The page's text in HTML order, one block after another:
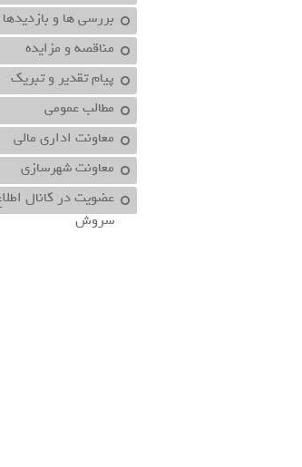
بررسی ها و بازدیدها
مناقصه و مزایده
پیام تقدیر و تبریک
مطالب عمومی
معاونت اداري مالي
معاونت شهرسازي
عضویت در کانال
سروش